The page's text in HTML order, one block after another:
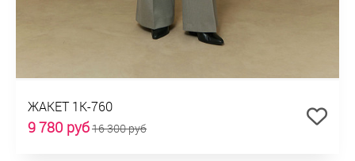
ЖАКЕТ 1К-760
9 780 руб16 300 руб